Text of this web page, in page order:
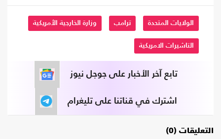
الولايات المتحدة ترامب وزارة الخارجية الأمريكية
التاشيرات الامريكية
تابع آخر الأخبار على جوجل نيوز
اشترك في قناتنا على تليغرام
التعليقات (0)